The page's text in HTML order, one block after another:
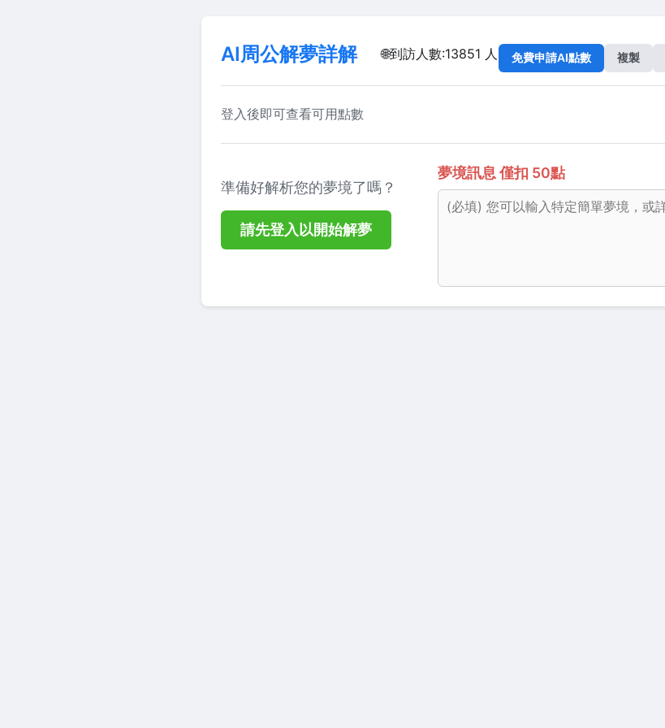
AI周公解夢詳解🌐到訪人數:13851 人 複製
登入後即可查看可用點數
準備好解析您的夢境了嗎？
夢境訊息 僅扣 50點